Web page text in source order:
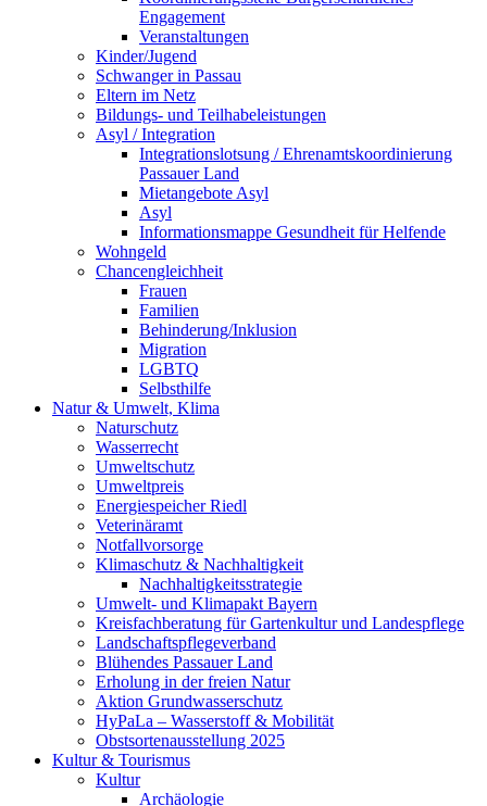
Engagement
Veranstaltungen
Kinder/Jugend
Schwanger in Passau
Eltern im Netz
Bildungs- und Teilhabeleistungen
Asyl / Integration
Integrationslotsung / Ehrenamtskoordinierung
Passauer Land
Mietangebote Asyl
Asyl
Informationsmappe Gesundheit für Helfende
Wohngeld
Chancengleichheit
Frauen
Familien
Behinderung/Inklusion
Migration
LGBTQ
Selbsthilfe
Natur & Umwelt, Klima
Naturschutz
Wasserrecht
Umweltschutz
Umweltpreis
Energiespeicher Riedl
Veterinäramt
Notfallvorsorge
Klimaschutz & Nachhaltigkeit
Nachhaltigkeitsstrategie
Umwelt- und Klimapakt Bayern
Kreisfachberatung für Gartenkultur und Landespflege
Landschaftspflegeverband
Blühendes Passauer Land
Erholung in der freien Natur
Aktion Grundwasserschutz
HyPaLa – Wasserstoff & Mobilität
Obstsortenausstellung 2025
Kultur & Tourismus
Kultur
Archäologie